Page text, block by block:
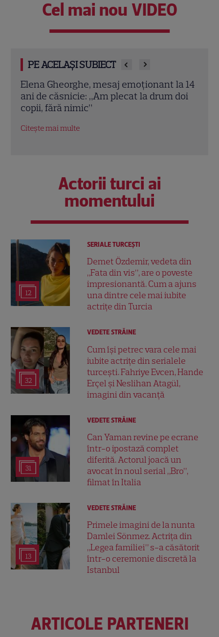
Cel mai nou VIDEO
PE ACELAȘI SUBIECT
Elena Gheorghe, mesaj categoric pentru
Alexandra Căpitănescu: „Poate câștiga!”
Cum arăta artista în 2009, pe scena de la
Actorii turci ai
momentului
12
SERIALE TURCEŞTI
Demet Özdemir, vedeta din
„Fata din vis”, are o poveste
impresionantă. Cum a ajuns
una dintre cele mai iubite
actrițe din Turcia
32
VEDETE STRĂINE
Cum își petrec vara cele mai
iubite actrițe din serialele
turcești. Fahriye Evcen, Hande
Erçel și Neslihan Atagül,
imagini din vacanță
31
VEDETE STRĂINE
Can Yaman revine pe ecrane
într-o ipostază complet
diferită. Actorul joacă un
avocat în noul serial „Bro”,
filmat în Italia
13
VEDETE STRĂINE
Primele imagini de la nunta
Damlei Sönmez. Actrița din
„Legea familiei” s-a căsătorit
într-o ceremonie discretă la
Istanbul
ARTICOLE PARTENERI